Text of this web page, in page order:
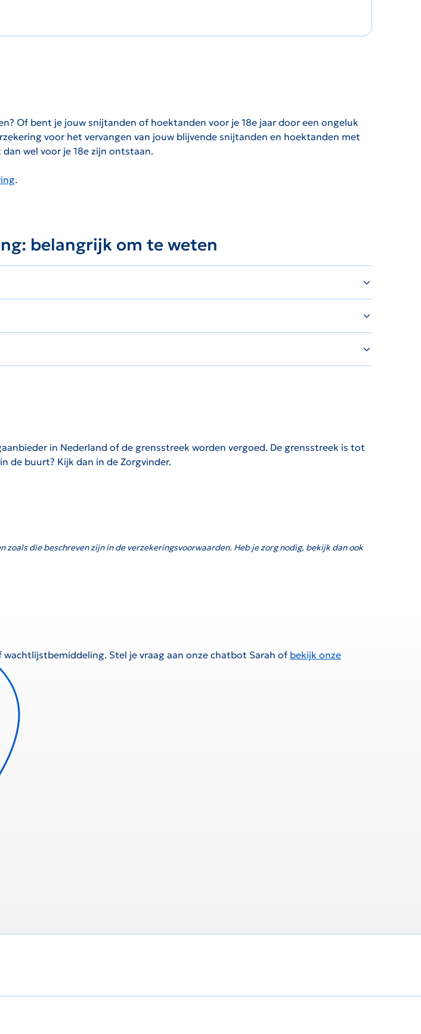
Of bent je jouw snijtanden of hoektanden voor je 18e jaar door een ongeluk
voor het vervangen van jouw blijvende snijtanden en hoektanden met
wel voor je 18e zijn ontstaan.
.
belangrijk om te weten
in Nederland of de grensstreek worden vergoed. De grensstreek is tot
de buurt? Kijk dan in de Zorgvinder.
die beschreven zijn in de verzekeringsvoorwaarden. Heb je zorg nodig, bekijk dan ook
Stel je vraag aan onze chatbot Sarah of bekijk onze